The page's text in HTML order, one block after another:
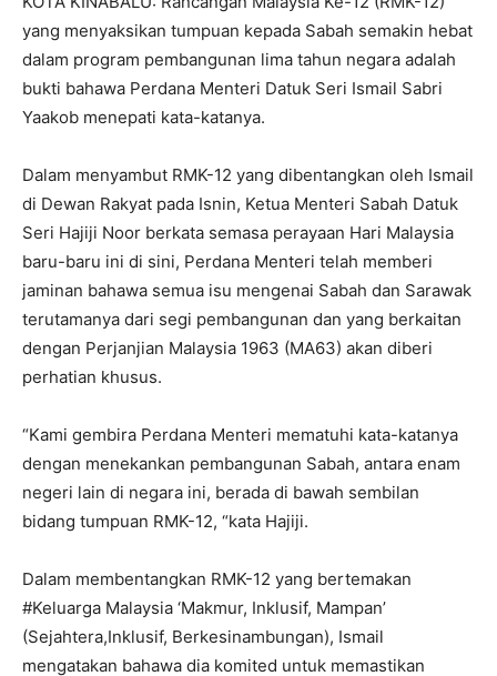
yang menyaksikan tumpuan kepada Sabah semakin hebat
dalam program pembangunan lima tahun negara adalah
bukti bahawa Perdana Menteri Datuk Seri Ismail Sabri
Yaakob menepati kata-katanya.
Dalam menyambut RMK-12 yang dibentangkan oleh Ismail
di Dewan Rakyat pada Isnin, Ketua Menteri Sabah Datuk
Seri Hajiji Noor berkata semasa perayaan Hari Malaysia
baru-baru ini di sini, Perdana Menteri telah memberi
jaminan bahawa semua isu mengenai Sabah dan Sarawak
terutamanya dari segi pembangunan dan yang berkaitan
dengan Perjanjian Malaysia 1963 (MA63) akan diberi
perhatian khusus.
“Kami gembira Perdana Menteri mematuhi kata-katanya
dengan menekankan pembangunan Sabah, antara enam
negeri lain di negara ini, berada di bawah sembilan
bidang tumpuan RMK-12, “kata Hajiji.
Dalam membentangkan RMK-12 yang bertemakan
#Keluarga Malaysia ‘Makmur, Inklusif, Mampan’
(Sejahtera,Inklusif, Berkesinambungan), Ismail
mengatakan bahawa dia komited untuk memastikan